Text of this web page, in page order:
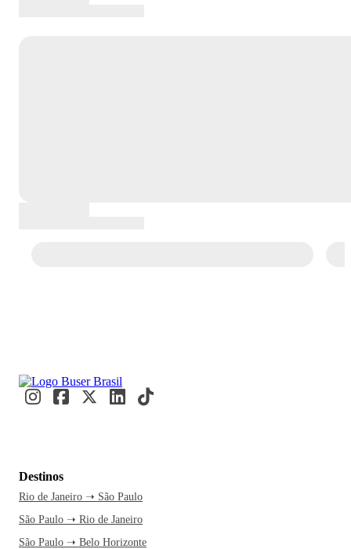
Destinos
Rio de Janeiro ➝ São Paulo
São Paulo ➝ Rio de Janeiro
São Paulo ➝ Belo Horizonte